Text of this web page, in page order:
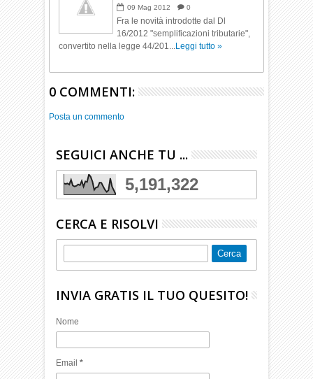
09 Mag 2012 0
Fra le novità introdotte dal Dl
16/2012 "semplificazioni tributarie",
convertito nella legge 44/201...Leggi tutto »
0 COMMENTI:
Posta un commento
SEGUICI ANCHE TU ...
5,191,322
CERCA E RISOLVI
INVIA GRATIS IL TUO QUESITO!
Nome
Email*